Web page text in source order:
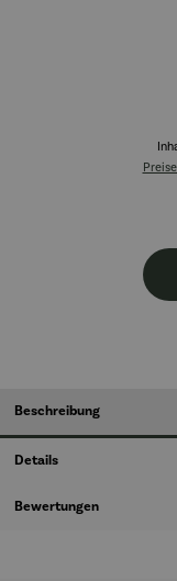
Beschreibung
Details
Bewertungen